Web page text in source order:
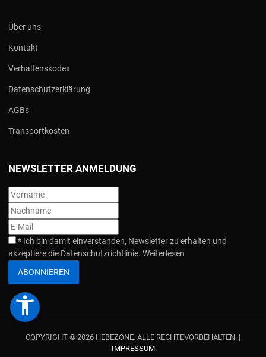
Über uns
Kontakt
Verhaltenskodex
Datenschutzerklärung
AGBs
Transportkosten
NEWSLETTER ANMELDUNG
* Ich bin damit einverstanden, Newsletter zu erhalten und
akzeptiere die Datenschutzrichtlinie. Weiterlesen
ABONNIEREN
COPYRIGHT © 2026 HEBEZONE. ALLE RECHTEVORBEHALTEN. |
IMPRESSUM
accessibility_new